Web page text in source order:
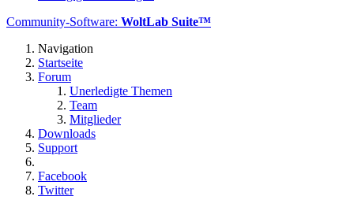
Community-Software: WoltLab Suite™
Navigation
Startseite
Forum
Unerledigte Themen
Team
Mitglieder
Downloads
Support
Facebook
Twitter